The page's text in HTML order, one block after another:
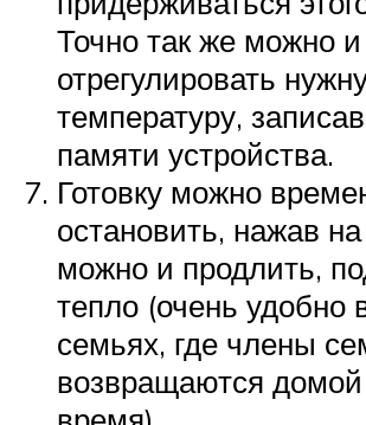
Точно так же можно и
отрегулировать
температуру,
памяти устройства.
Готовку можно
остановить, нажав
можно и продлить,
тепло (очень удобно
семьях, где члены
возвращаются